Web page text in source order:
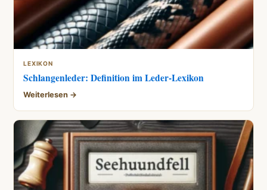
LEXIKON
Schlangenleder: Definition im Leder-Lexikon
Weiterlesen →